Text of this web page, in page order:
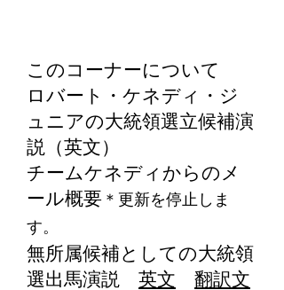
このコーナーについて
ロバート・ ケネディ・ジ
ュニアの大統領選立候補演
説（英文）
チームケネディからのメ
ール概要 ​＊更新を停止しま
す。
無所属候補としての大統領
選出馬演説 英文 翻訳文